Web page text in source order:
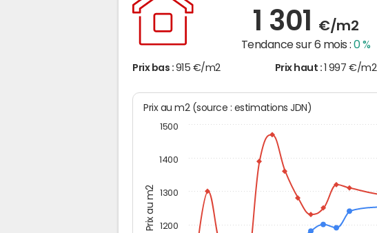
1 301 €/m2
Tendance sur 6 mois :0 %
Prix bas : 915 €/m2 Prix haut : 1 997 €/m2
Prix au m2
Prix au m2 (source : estimations JDN)
1200
1300
1400
1500